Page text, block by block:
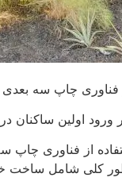
اولین ساکنان